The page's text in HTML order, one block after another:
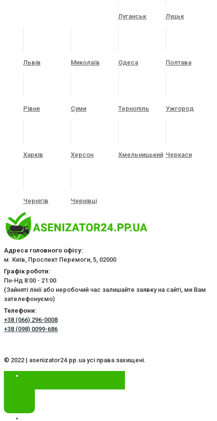
Луганськ Луцьк
Львів Миколаїв Одеса Полтава
Рівне Суми Тернопіль Ужгород
Харків Херсон Хмельницький Черкаси
Чернігів Чернівці
Адреса головного офісу:
м. Київ, Проспект Перемоги, 5, 02000
Графік роботи:
Пн-Нд 8:00 - 21:00
(Зайняті лінії або неробочий час залишайте заявку на сайті, ми Вам
зателефонуємо)
Телефони:
+38 (066) 296-0008
+38 (098) 0099-686
© 2022 | asenizator24.pp.ua усі права захищені.